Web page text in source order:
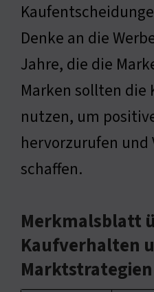
Denke an die
Jahre, die die
Marken sollten die
nutzen, um
hervorzurufen und
schaffen.
Merkmalsblatt
Kaufverhalten
Marktstrategien